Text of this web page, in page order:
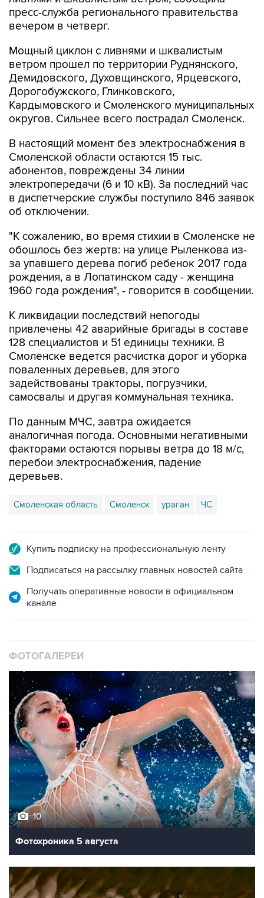
Мощный циклон с ливнями и шквалистым
Демидовского, Духовщинского, Ярцевского,
Дорогобужского, Глинковского,
Кардымовского и Смоленского муниципальных
округов. Сильнее всего пострадал Смоленск.
В настоящий момент без электроснабжения в
абонентов, повреждены 34 линии
электропередачи (6 и 10 кВ). За последний час
в диспетчерские службы поступило 846 заявок
об отключении.
"К сожалению, во время стихии в Смоленске не
за упавшего дерева погиб ребенок 2017 года
рождения, а в Лопатинском саду - женщина
1960 года рождения", - говорится в сообщении.
К ликвидации последствий непогоды
128 специалистов и 51 единицы техники. В
Смоленске ведется расчистка дорог и уборка
поваленных деревьев, для этого
задействованы тракторы, погрузчики,
самосвалы и другая коммунальная техника.
По данным МЧС, завтра ожидается
факторами остаются порывы ветра до 18 м/с,
перебои электроснабжения, падение
деревьев.
Смоленская область
Подписаться на рассылку главных новостей сайта
Получать оперативные новости в официальном
канале
10
Фотохроника 5 августа